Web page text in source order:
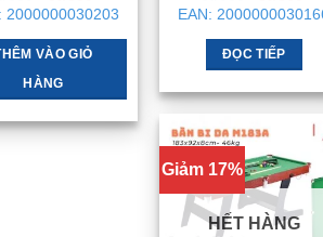
gốc
là:
5tr550 .
hiện
tại
là:
2000000030203
VÀO GIỎ
HÀNG
gốc
là:
3tr950 .
tại
EAN:
ĐỌC TIẾP
Giảm 17%
HẾT HÀNG